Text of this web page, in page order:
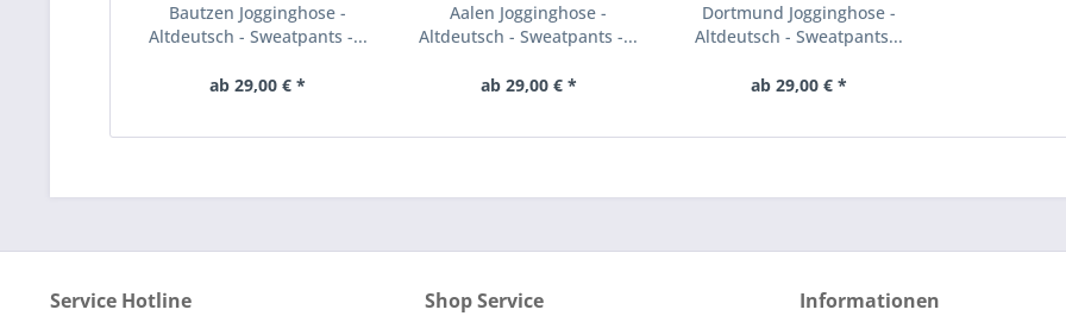
Bautzen Jogginghose -
Altdeutsch - Sweatpants -...
ab 29,00 € *
Aalen Jogginghose -
Altdeutsch - Sweatpants -...
ab 29,00 € *
Dortmund Jogginghose -
Altdeutsch - Sweatpants...
ab 29,00 € *
Service Hotline Shop Service Informationen